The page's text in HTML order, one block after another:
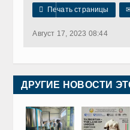
 Печать страницы
Август 17, 2023 08:44
ДРУГИЕ НОВОСТИ